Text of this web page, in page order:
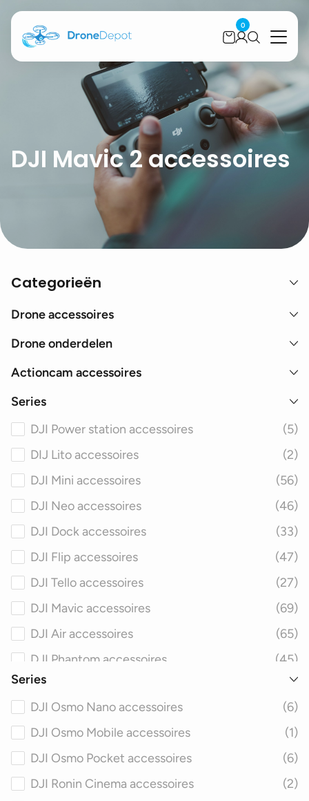
0
DJI Mavic 2 accessoires
Categorieën
Drone accessoires
Drone onderdelen
Actioncam accessoires
Series
DJI Power station accessoires
(5)
DIJ Lito accessoires
(2)
DJI Mini accessoires
(56)
DJI Neo accessoires
(46)
DJI Dock accessoires
(33)
DJI Flip accessoires
(47)
DJI Tello accessoires
(27)
DJI Mavic accessoires
(69)
DJI Air accessoires
(65)
DJI Phantom accessoires
(45)
DJI Avata accessoires
(46)
DJI FPV accessoires
(50)
DJI Matrice accessoires
(49)
DJI Spark accessoires
(52)
DJI Inspire accessoires
(48)
Series
DJI Osmo Nano accessoires
(6)
DJI Osmo Mobile accessoires
(1)
DJI Osmo Pocket accessoires
(6)
DJI Ronin Cinema accessoires
(2)